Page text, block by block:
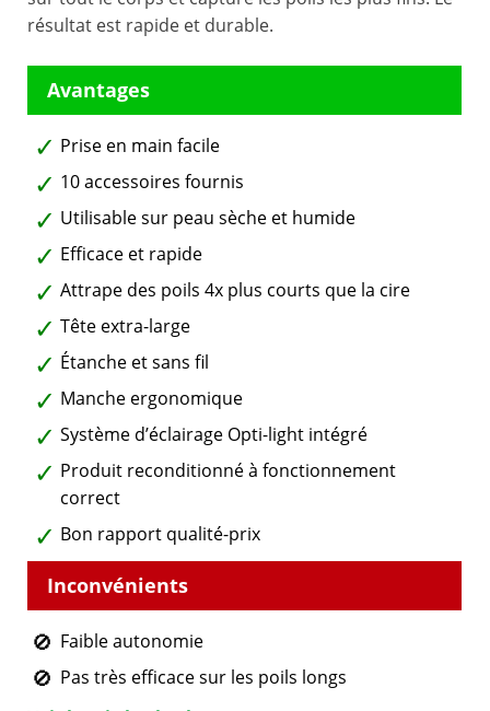
résultat est rapide et durable.
Prise en main facile
10 accessoires fournis
Utilisable sur peau sèche et humide
Efficace et rapide
Attrape des poils 4x plus courts que la cire
Tête extra-large
Étanche et sans fil
Manche ergonomique
Système d’éclairage Opti-light intégré
Produit reconditionné à fonctionnement
correct
Bon rapport qualité-prix
Faible autonomie
Pas très efficace sur les poils longs